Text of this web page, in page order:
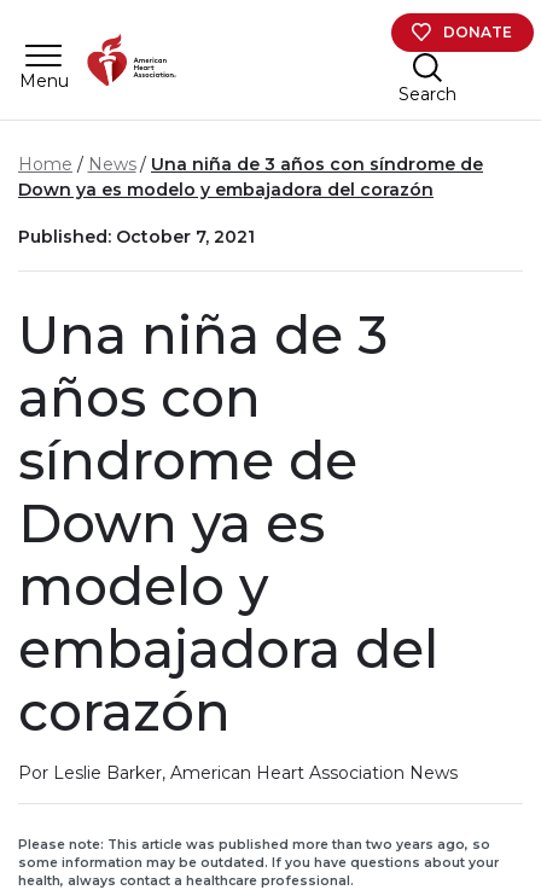
Menu
DONATE
Search
Home News
Una niña de 3 años con síndrome de
Down ya es modelo y embajadora del corazón
Published: October 7, 2021
Una niña de 3
años con
síndrome de
Down ya es
modelo y
embajadora del
corazón
Por Leslie Barker, American Heart Association News
Please note: This article was published more than two years ago, so
some information may be outdated. If you have questions about your
health, always contact a healthcare professional.